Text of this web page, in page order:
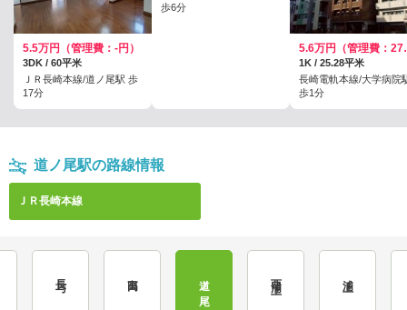
5.5万円（管理費：-円）
3DK / 60平米
ＪＲ長崎本線/道ノ尾駅 歩
17分
歩6分
5.6
1K / 25.28平米
長崎電軌本線/大学病院
歩1分
道ノ尾駅の路線情報
ＪＲ長崎本線
道ノ尾